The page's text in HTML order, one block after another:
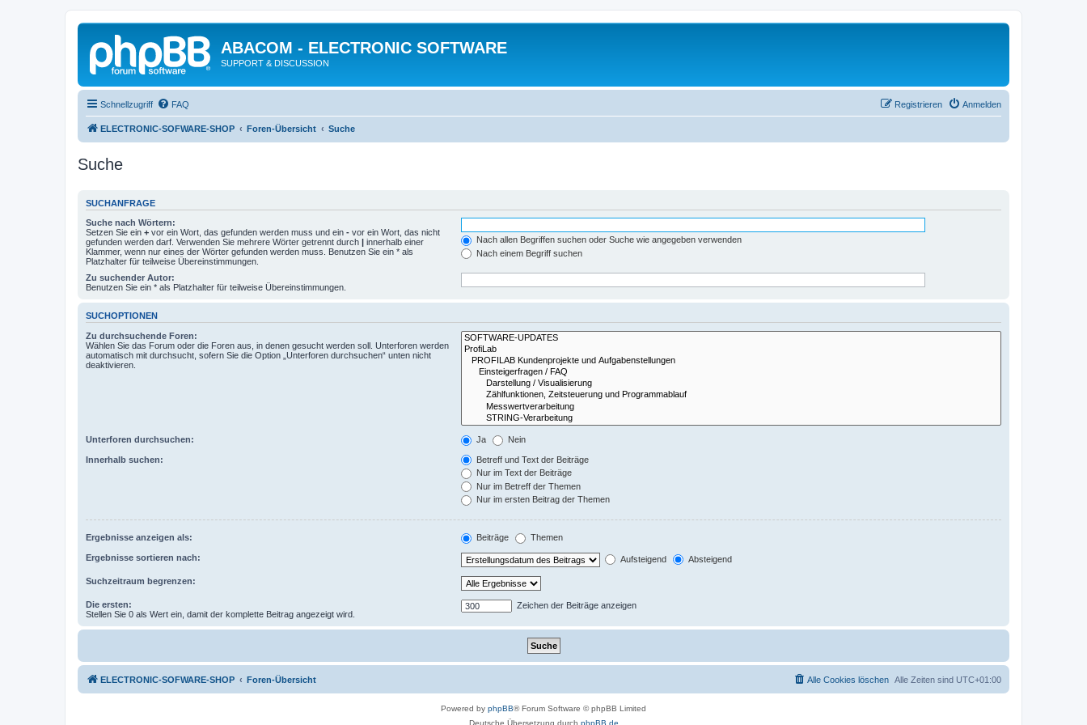
ABACOM - ELECTRONIC SOFTWARE
SUPPORT & DISCUSSION
Schnellzugriff FAQ Anmelden
Registrieren
ELECTRONIC-SOFWARE-SHOP Foren-Übersicht Suche
Suche
SUCHANFRAGE
Suche nach Wörtern:
Setzen Sie ein + vor ein Wort, das gefunden werden muss und ein - vor ein Wort, das nicht
gefunden werden darf. Verwenden Sie mehrere Wörter getrennt durch | innerhalb einer
Klammer, wenn nur eines der Wörter gefunden werden muss. Benutzen Sie ein * als
Platzhalter für teilweise Übereinstimmungen.
Nach allen Begriffen suchen oder Suche wie angegeben verwenden
Nach einem Begriff suchen
Zu suchender Autor:
Benutzen Sie ein * als Platzhalter für teilweise Übereinstimmungen.
SUCHOPTIONEN
Zu durchsuchende Foren:
Wählen Sie das Forum oder die Foren aus, in denen gesucht werden soll. Unterforen werden
automatisch mit durchsucht, sofern Sie die Option „Unterforen durchsuchen“ unten nicht
deaktivieren.
Unterforen durchsuchen: Ja Nein
Innerhalb suchen:
Betreff und Text der Beiträge
Nur im Text der Beiträge
Nur im Betreff der Themen
Nur im ersten Beitrag der Themen
Ergebnisse anzeigen als: Beiträge Themen
Ergebnisse sortieren nach: Aufsteigend Absteigend
Suchzeitraum begrenzen:
Die ersten:
Stellen Sie 0 als Wert ein, damit der komplette Beitrag angezeigt wird.
Zeichen der Beiträge anzeigen
ELECTRONIC-SOFWARE-SHOP Foren-Übersicht Alle Zeiten sind UTC+01:00
Alle Cookies löschen
Powered by phpBB® Forum Software © phpBB Limited
Deutsche Übersetzung durch phpBB.de